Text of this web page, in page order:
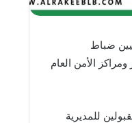
ضباط
الأمن العام
للمديرية